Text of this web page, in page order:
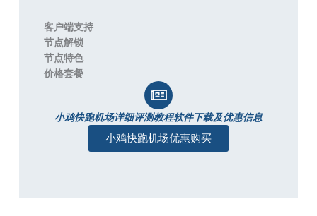
客户端支持
节点解锁
节点特色
价格套餐
小鸡快跑机场详细评测教程软件下载及优惠信息
小鸡快跑机场优惠购买